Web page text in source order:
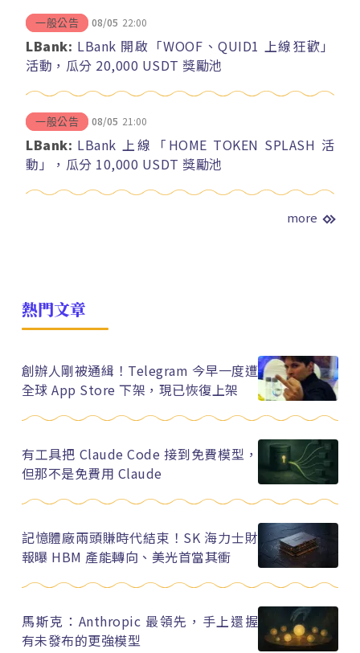
一般公告 08/05 22:00
LBank: LBank 開啟「WOOF、QUID1 上線狂歡」
活動，瓜分 20,000 USDT 獎勵池
一般公告 08/05 21:00
LBank: LBank 上線「HOME TOKEN SPLASH 活
動」，瓜分 10,000 USDT 獎勵池
more
熱門文章
創辦人剛被通緝！Telegram 今早一度遭
全球 App Store 下架，現已恢復上架
有工具把 Claude Code 接到免費模型，
但那不是免費用 Claude
記憶體廠兩頭賺時代結束！SK 海力士財
報曝 HBM 產能轉向、美光首當其衝
馬斯克：Anthropic 最領先，手上還握
有未發布的更強模型